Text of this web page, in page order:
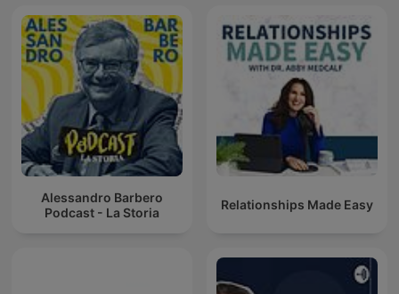
Alessandro Barbero
Podcast - La Storia
Relationships Made Easy